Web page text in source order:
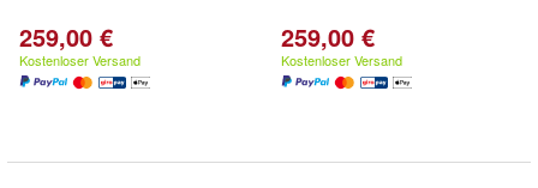
259,00 €
Kostenloser Versand
259,00 €
Kostenloser Versand